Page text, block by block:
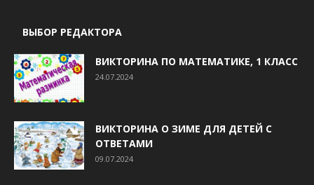
ВЫБОР РЕДАКТОРА
ВИКТОРИНА ПО МАТЕМАТИКЕ, 1 КЛАСС
24.07.2024
ВИКТОРИНА О ЗИМЕ ДЛЯ ДЕТЕЙ С
ОТВЕТАМИ
09.07.2024